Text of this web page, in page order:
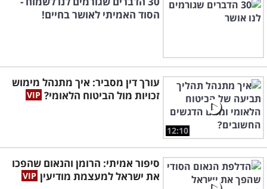
הסוד האמיתי לאושר בחיים!
12:10
עורך דין מסביר: איך מתנהל מימוש
זכויות מול הביטוח הלאומי?
סיפור אמיתי: הרומן והנאום שהפכו
את ישראל למעצמת מודיעין